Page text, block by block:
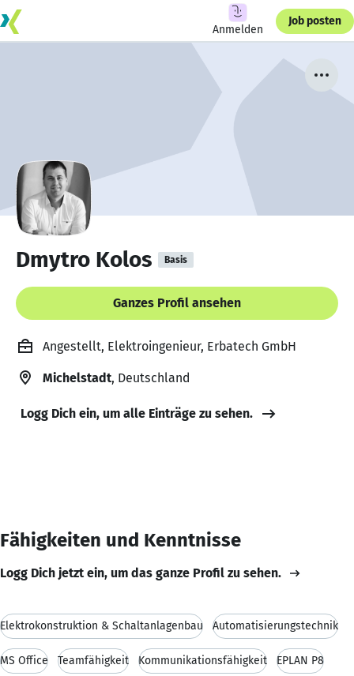
Anmelden
Job posten
Dmytro Kolos Basis
Ganzes Profil ansehen
Angestellt, Elektroingenieur, Erbatech GmbH
Michelstadt, Deutschland
Logg Dich ein, um alle Einträge zu sehen.
Fähigkeiten und Kenntnisse
Logg Dich jetzt ein, um das ganze Profil zu sehen.
Elektrokonstruktion & Schaltanlagenbau Automatisierungstechnik
MS Office Teamfähigkeit Kommunikationsfähigkeit EPLAN P8